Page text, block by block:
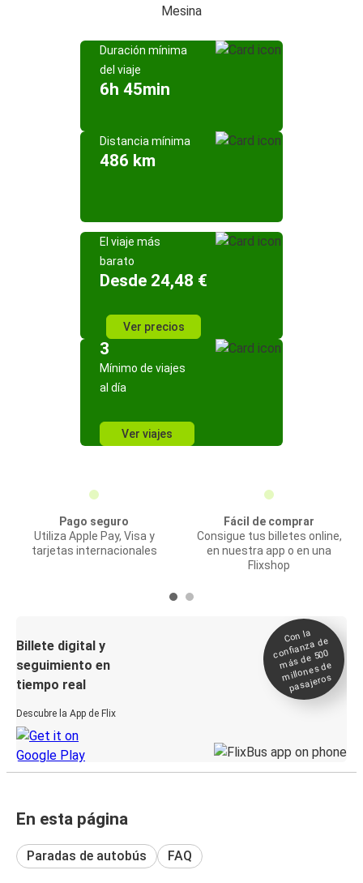
Mesina
Duración mínima
del viaje
6h 45min
Distancia mínima
486 km
El viaje más
barato
Desde 24,48 €
Ver precios
3
Mínimo de viajes
al día
Ver viajes
Pago seguro
Utiliza Apple Pay, Visa y
tarjetas internacionales
Fácil de comprar
Consigue tus billetes online,
en nuestra app o en una
Flixshop
Billete digital y
seguimiento en
tiempo real
Descubre la App de Flix
Con la
confianza de
más de 500
millones de
pasajeros
En esta página
Paradas de autobús FAQ